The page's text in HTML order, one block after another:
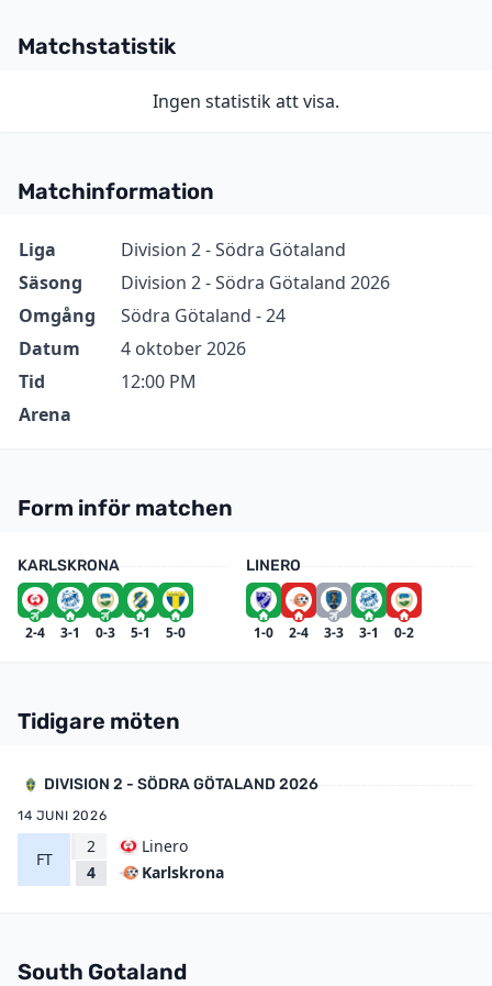
Matchstatistik
Ingen statistik att visa.
Matchinformation
InformationVärde
Liga
Division 2 - Södra Götaland
Säsong
Division 2 - Södra Götaland 2026
Omgång
Södra Götaland - 24
Datum
4 oktober 2026
Tid
12:00 PM
Arena
Form inför matchen
KARLSKRONA
2-4 3-1 0-3 5-1 5-0
LINERO
1-0 2-4 3-3 3-1 0-2
Tidigare möten
DIVISION 2 - SÖDRA GÖTALAND 2026
14 JUNI 2026
FT
2
4
Linero
Karlskrona
South Gotaland